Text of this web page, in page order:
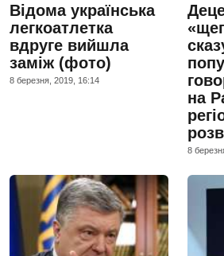
Відома українська
легкоатлетка
вдруге вийшла
заміж (фото)
8 березня, 2019, 16:14
на
8